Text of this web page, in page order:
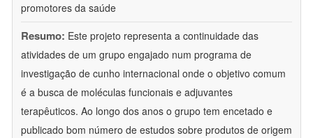
promotores da saúde
Resumo: Este projeto representa a continuidade das
atividades de um grupo engajado num programa de
investigação de cunho internacional onde o objetivo comum
é a busca de moléculas funcionais e adjuvantes
terapêuticos. Ao longo dos anos o grupo tem encetado e
publicado bom número de estudos sobre produtos de origem